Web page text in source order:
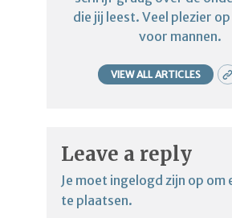
die jij leest. Veel plezier
voor mannen.
VIEW ALL ARTICLES
Leave a reply
Je moet ingelogd zijn op om
te plaatsen.